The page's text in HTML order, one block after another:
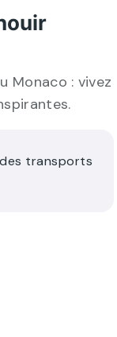
Monaco : vivez
transports